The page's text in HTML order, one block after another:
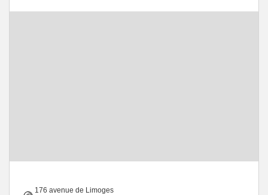
176 avenue de Limoges